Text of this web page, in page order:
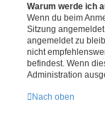
Warum werde ich
Wenn du beim
Sitzung
angemeldet zu
nicht
befindest. Wenn
Administration
Nach oben